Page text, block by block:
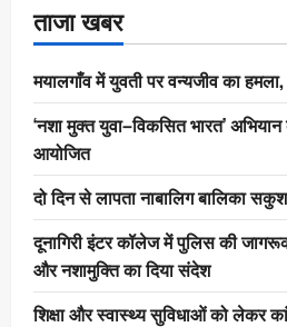
ताजा खबर
मयालगाँव में युवती पर वन्यजीव का हमला,
‘नशा मुक्त युवा–विकसित भारत’
आयोजित
दो दिन से लापता नाबालिग बालिका
दूनागिरी इंटर कॉलेज में पुलिस की
और नशामुक्ति का दिया संदेश
शिक्षा और स्वास्थ्य सुविधाओं को लेकर